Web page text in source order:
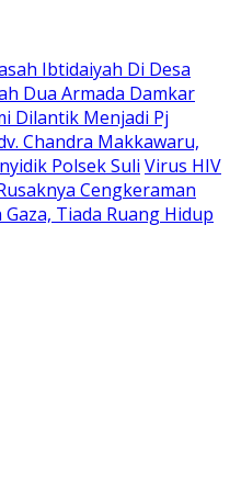
Ibtidaiyah Di Desa
Dua Armada Damkar
Dilantik Menjadi Pj
Chandra Makkawaru,
Polsek Suli Virus HIV
Cengkeraman
Tiada Ruang Hidup